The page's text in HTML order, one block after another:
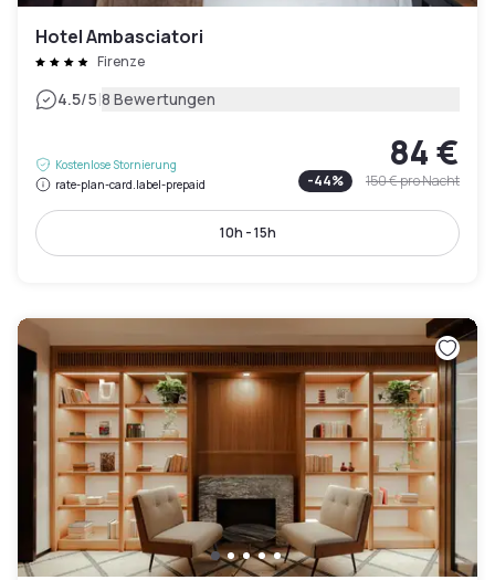
Hotel Ambasciatori
Firenze
4.5/5|8 Bewertungen
Kostenlose Stornierung
rate-plan-card.label-prepaid
84 €
-44% 150 €pro Nacht
10h - 15h